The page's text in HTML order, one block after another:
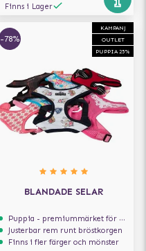
Finns i Lager
KAMPANJ
OUTLET
PUPPIA 25%
-78%
BLANDADE SELAR
Puppia - premiummärket för hundselar
Justerbar rem runt bröstkorgen
Finns i fler färger och mönster